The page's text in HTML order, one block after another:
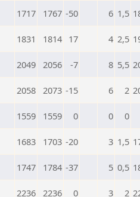
1717 1767 -50 6 1,5
1831 1814 17 4 2,5
2049 2056 -7 8 5,5
2058 2073 -15 6 2
1559 1559 0 0 0
1683 1703 -20 3 1,5
1747 1784 -37 5 0,5
2236 2236 0 3 2